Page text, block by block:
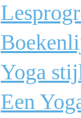
Yoga
Een